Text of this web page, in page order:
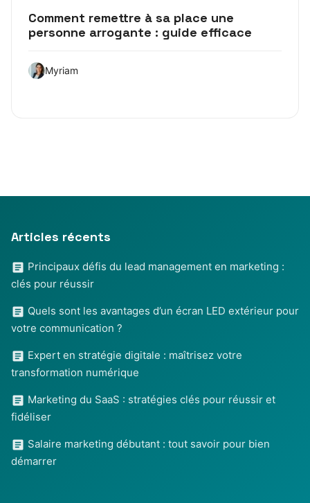
Comment remettre à sa place une
personne arrogante : guide efficace
Myriam
Articles récents
Principaux défis du lead management en marketing :
clés pour réussir
Quels sont les avantages d’un écran LED extérieur pour
votre communication ?
Expert en stratégie digitale : maîtrisez votre
transformation numérique
Marketing du SaaS : stratégies clés pour réussir et
fidéliser
Salaire marketing débutant : tout savoir pour bien
démarrer